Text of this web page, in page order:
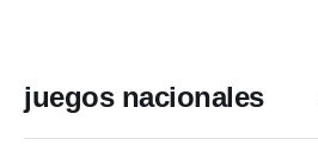
juegos nacionales